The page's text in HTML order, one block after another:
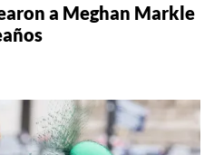
a Meghan Markle